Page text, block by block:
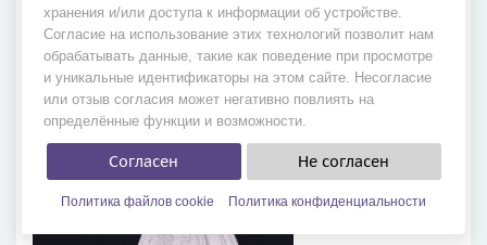
Цена:от 39 000 руб.
хранения и/или доступа к информации об устройстве.
Согласие на использование этих технологий позволит нам
обрабатывать данные, такие как поведение при просмотре
и уникальные идентификаторы на этом сайте. Несогласие
или отзыв согласия может негативно повлиять на
определённые функции и возможности.
Согласен Не согласен
Политика файлов cookie Политика конфиденциальности